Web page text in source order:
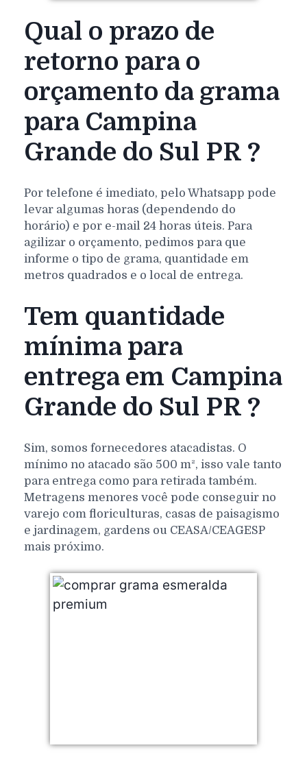
Qual o prazo de
retorno para o
orçamento da grama
para Campina
Grande do Sul PR ?
Por telefone é imediato, pelo Whatsapp pode
levar algumas horas (dependendo do
horário) e por e-mail 24 horas úteis. Para
agilizar o orçamento, pedimos para que
informe o tipo de grama, quantidade em
metros quadrados e o local de entrega.
Tem quantidade
mínima para
entrega em Campina
Grande do Sul PR ?
Sim, somos fornecedores atacadistas. O
mínimo no atacado são 500 m², isso vale tanto
para entrega como para retirada também.
Metragens menores você pode conseguir no
varejo com floriculturas, casas de paisagismo
e jardinagem, gardens ou CEASA/CEAGESP
mais próximo.